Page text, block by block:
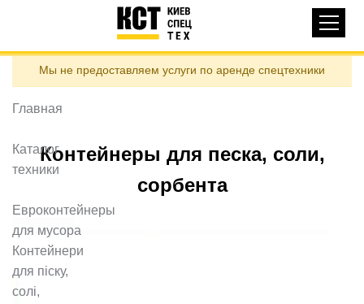
содержанию
навигация
КАТАЛОГ ТЕХНИКИ
ДОСТАВКА И ОПЛАТА
О НАС
ОТЗЫВЫ
КОНТАКТЫ
ПОЗВОНИТЬ
Контактні телефони:
Мы не предоставляем услуги по аренде спецтехники
Контейнеры для песка, соли,
сорбента
Главная
Каталог
техники
Евроконтейнеры
для мусора
Контейнери
для піску,
солі,